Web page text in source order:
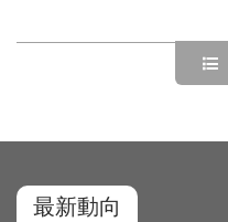
最新動向